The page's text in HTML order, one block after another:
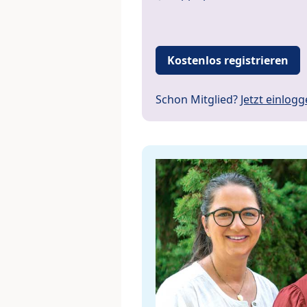
Kostenlos registrieren
Schon Mitglied? Jetzt